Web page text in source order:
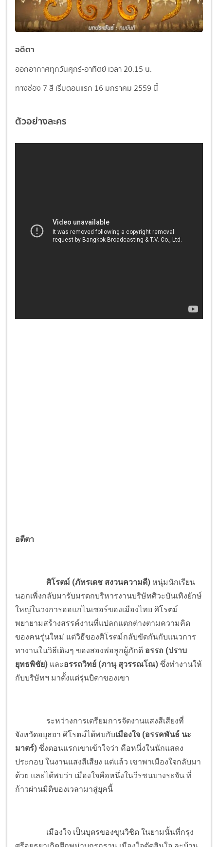
อตีตา
ออกอากาศทุกวันศุกร์-อาทิตย์ เวลา 20.15 น.
ทางช่อง 7 สี เริ่มตอนแรก 16 มกราคม 2559 นี้
ตัวอย่างละคร
อตีตา
ศิโรตม์ (ภัทรเดช สงวนความดี) หนุ่มนักเรียน
นอกเพิ่งกลับมารับมรดกบริหารงานบริษัทศิวะบันเทิงยักษ์
ใหญ่ในวงการออแกไนเซอร์ของเมืองไทย ศิโรตม์
พยายามสร้างสรรค์งานที่แปลกแตกต่างตามความคิด
ของคนรุ่นใหม่ แต่วิธีของศิโรตม์กลับขัดกันกับแนวการ
ทางานในวิธีเดิมๆ ของสองพ่อลูกผู้ภักดี อรรถ (ปราบ
ยุทธพิชัย) และอรรถวิทย์ (ภานุ สุวรรณโณ) ซึ่งทำงานให้
กับบริษัทฯ มาตั้งแต่รุ่นบิดาของเขา
ระหว่างการเตรียมการจัดงานแสงสีเสียงที่
จังหวัดอยุธยา ศิโรตม์ได้พบกับเมืองใจ (อรรคพันธ์ นะ
มาตร์) ซึ่งตอนแรกเขาเข้าใจว่า คือหนึ่งในนักแสดง
ประกอบ ในงานแสงสีเสียง แต่แล้ว เขาพาเมืองใจกลับมา
ด้วย และได้พบว่า เมืองใจคือหนึ่งในวีรชนบางระจัน ที่
ก้าวผ่านมิติของเวลามาสู่ยุคนี้
เมืองใจ เป็นบุตรของขุนวิชิต ในยามนั้นที่กรุง